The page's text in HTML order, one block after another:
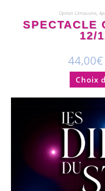
Option Limousine
SPECTACLE
12/
44,00€
Choix